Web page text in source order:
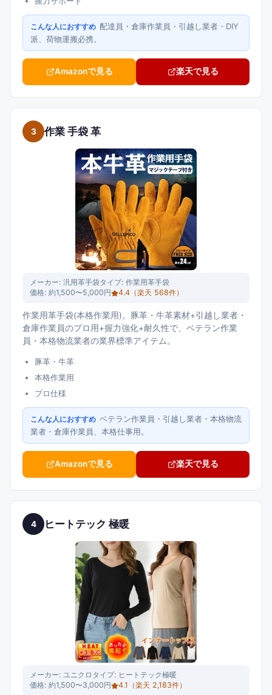
こんな人におすすめ 配達員・倉庫作業員・引越し業者・DIY
派、荷物運搬必携。
Amazonで見る 楽天で見る
3 作業 手袋 革
メーカー: 汎用革手袋タイプ: 作業用革手袋
価格: 約1,500〜5,000円 4.4 （楽天 568件）
作業用革手袋(本格作業用)。豚革・牛革素材+引越し業者・
倉庫作業員のプロ用+握力強化+耐久性で、ベテラン作業
員・本格物流業者の業界標準アイテム。
豚革・牛革
本格作業用
プロ仕様
こんな人におすすめ ベテラン作業員・引越し業者・本格物流
業者・倉庫作業員、本格仕事用。
Amazonで見る 楽天で見る
4 ヒートテック 極暖
メーカー: ユニクロ タイプ: ヒートテック極暖
価格: 約1,500〜3,000円 4.1 （楽天 2,183件）